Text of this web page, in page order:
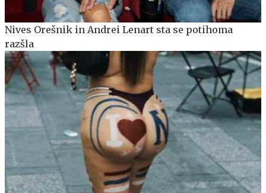
Nives Orešnik in Andrei Lenart sta se potihoma
razšla